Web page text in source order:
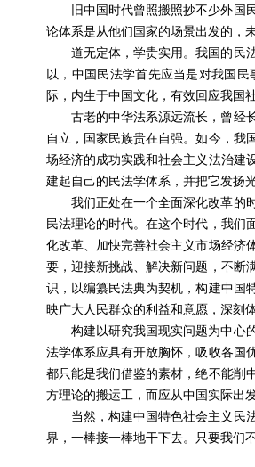
旧中国时代曾照搬照抄不少外国
论体系是从他们国家的场景出发的，
道无定体，学贵实用。我国的民
以，中国民法学首先应当是对我国
际，内生于中国文化，有效回应我国
古老的中华法系源远流长，曾经
自立，国家民族贵在自强。如今，我
场经济的成功实践和社会主义法治建
建起自己的民法学体系，并把它发扬光
我们正处在一个全面深化改革的
民法理论的时代。在这个时代，我们
化改革、加快完善社会主义市场经济
要，迎接新挑战、解决新问题，不断
识，以编纂民法典为契机，构建中国
映广大人民群众的利益和意愿，深刻
构建以研究我国现实问题为中心
法学体系应具有开放胸怀，吸收各国
都只能是我们借鉴的素材，绝不能削
方理论的搬运工，而应从中国实际出
当然，构建中国特色社会主义民
界，一棒接一棒地干下去。只要我们